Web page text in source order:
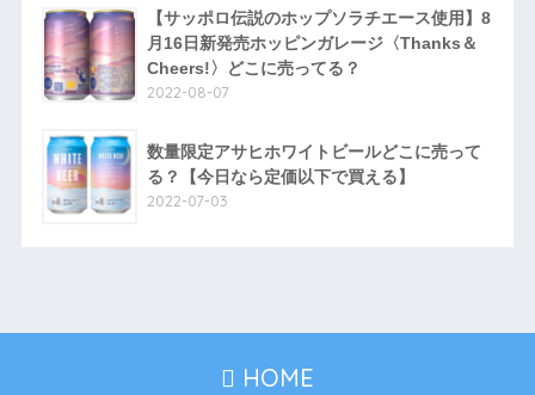
【サッポロ伝説のホップソラチエース使用】8
月16日新発売ホッピンガレージ〈Thanks＆
Cheers!〉どこに売ってる？
2022-08-07
数量限定アサヒホワイトビールどこに売って
る？【今日なら定価以下で買える】
2022-07-03
HOME